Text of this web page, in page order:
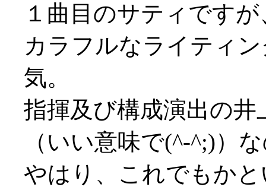
１曲目のサティです
カラフルなライティ
気。
指揮及び構成演出の
（いい意味で(^-^;)）
やはり、これでもか